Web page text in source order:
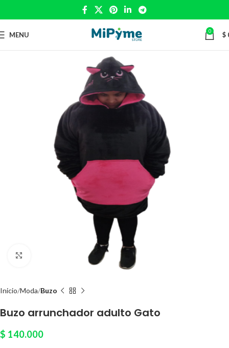
MENU 0 $
Inicio Moda Buzo
Buzo arrunchador adulto Gato
$ 140.000